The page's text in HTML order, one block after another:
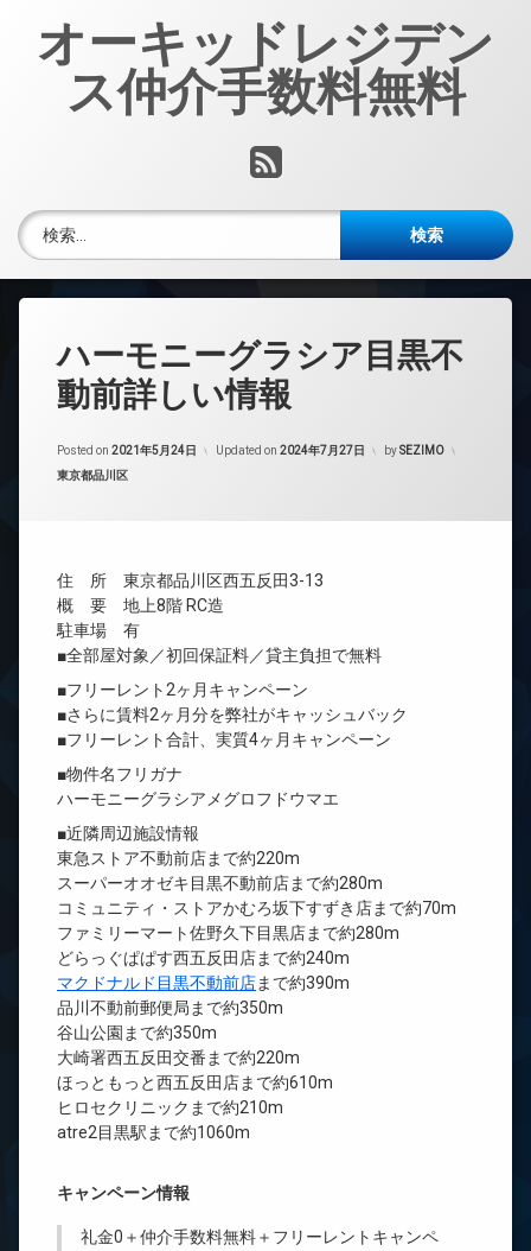
オーキッドレジデン
ス仲介手数料無料
RSS
検索:
ハーモニーグラシア目黒不
動前詳しい情報
Posted on 2021年5月24日 Updated on 2024年7月27日 bySEZIMO
カテゴリー:
東京都品川区
住 所 東京都品川区西五反田3-13
概 要 地上8階 RC造
駐車場 有
■全部屋対象／初回保証料／貸主負担で無料
■フリーレント2ヶ月キャンペーン
■さらに賃料2ヶ月分を弊社がキャッシュバック
■フリーレント合計、実質4ヶ月キャンペーン
■物件名フリガナ
ハーモニーグラシアメグロフドウマエ
■近隣周辺施設情報
東急ストア不動前店まで約220m
スーパーオオゼキ目黒不動前店まで約280m
コミュニティ・ストアかむろ坂下すずき店まで約70m
ファミリーマート佐野久下目黒店まで約280m
どらっぐぱぱす西五反田店まで約240m
マクドナルド目黒不動前店まで約390m
品川不動前郵便局まで約350m
谷山公園まで約350m
大崎署西五反田交番まで約220m
ほっともっと西五反田店まで約610m
ヒロセクリニックまで約210m
atre2目黒駅まで約1060m
キャンペーン情報
礼金0 ＋仲介手数料無料＋ フリーレント キャンペ